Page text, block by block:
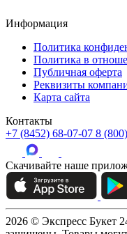
Информация
Политика
Политика в
Публичная оферта
Реквизиты
Карта сайта
Контакты
+7 (8452) 68-07-07 8
Скачивайте наше
2026 © Экспресс Букет